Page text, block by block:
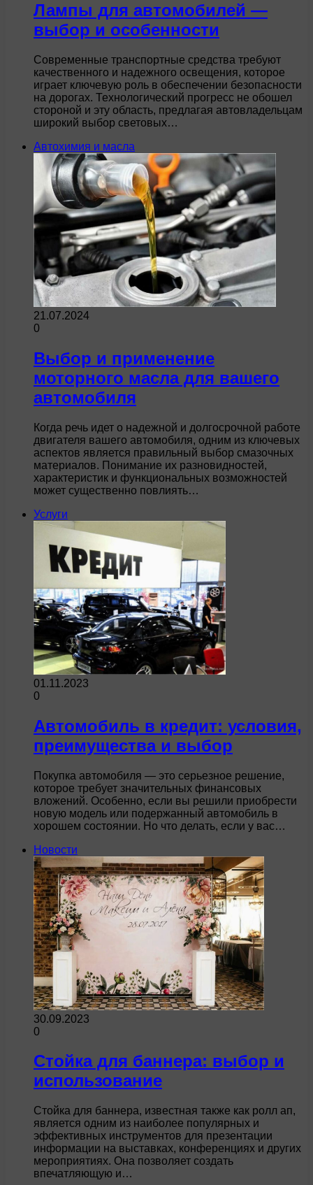
Лампы для автомобилей —
выбор и особенности
Современные транспортные средства требуют
качественного и надежного освещения, которое
играет ключевую роль в обеспечении безопасности
на дорогах. Технологический прогресс не обошел
стороной и эту область, предлагая автовладельцам
широкий выбор световых…
Автохимия и масла
21.07.2024
0
Выбор и применение
моторного масла для вашего
автомобиля
Когда речь идет о надежной и долгосрочной работе
двигателя вашего автомобиля, одним из ключевых
аспектов является правильный выбор смазочных
материалов. Понимание их разновидностей,
характеристик и функциональных возможностей
может существенно повлиять…
Услуги
01.11.2023
0
Автомобиль в кредит: условия,
преимущества и выбор
Покупка автомобиля — это серьезное решение,
которое требует значительных финансовых
вложений. Особенно, если вы решили приобрести
новую модель или подержанный автомобиль в
хорошем состоянии. Но что делать, если у вас…
Новости
30.09.2023
0
Стойка для баннера: выбор и
использование
Стойка для баннера, известная также как ролл ап,
является одним из наиболее популярных и
эффективных инструментов для презентации
информации на выставках, конференциях и других
мероприятиях. Она позволяет создать
впечатляющую и…